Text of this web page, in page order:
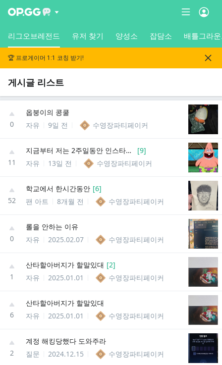
리그오브레전드 유저 찾기 양성소 잡담소 배틀그라
🏆 프로게이머 1:1 코칭 받기!
게시글 리스트
0
옵붕이의 콩쿨
자유
9일 전 수영장파티페이커
11
지금부터 저는 2주일동안 인스타와 유튜브를 지우겠습니다. [9]
자유
13일 전 수영장파티페이커
52
학교에서 한시간동안 [6]
팬 아트
8개월 전 수영장파티페이커
0
롤을 안하는 이유
자유
2025.02.07 수영장파티페이커
1
산타할아버지가 할말있대 [2]
자유
2025.01.01 수영장파티페이커
6
산타할아버지가 할말있대
자유
2025.01.01 수영장파티페이커
2
계정 해킹당했다 도와주라
질문
2024.12.15 수영장파티페이커